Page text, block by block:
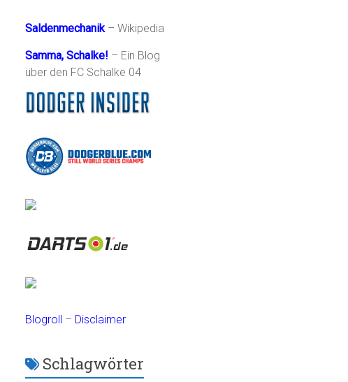
Saldenmechanik– Wikipedia
Samma, Schalke! – Ein Blog
über den FC Schalke 04
Blogroll – Disclaimer
Schlagwörter